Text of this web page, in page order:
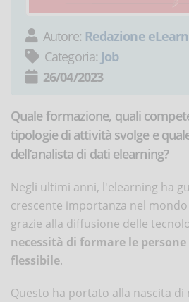
Autore: Redazione
Categoria: Job
26/04/2023
Quale formazione, quali
tipologie di attività svolge e
dell’analista di dati elearning?
Negli ultimi anni, l'elearning ha
crescente importanza nel
grazie alla diffusione delle
necessità di formare le
flessibile.
Questo ha portato alla nascita di